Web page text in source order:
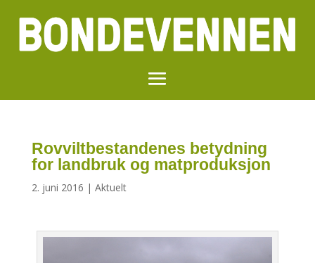
Rovviltbestandenes betydning
for landbruk og matproduksjon
2. juni 2016 | Aktuelt